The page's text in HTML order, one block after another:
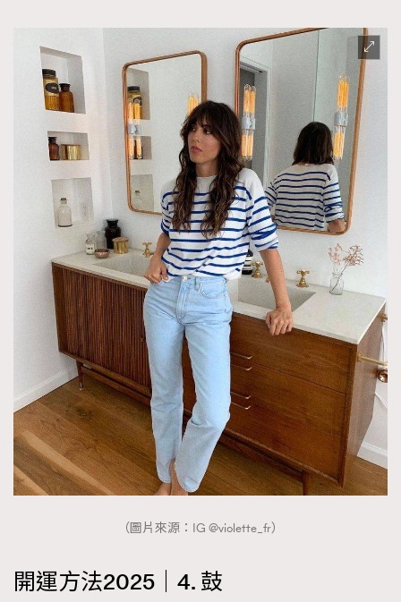
（圖片來源：IG @violette_fr）
開運方法2025｜4. 鼓